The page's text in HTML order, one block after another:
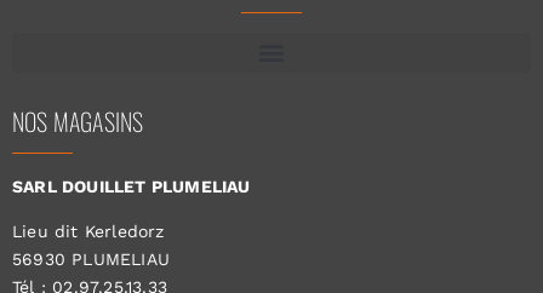
NOS MAGASINS
SARL DOUILLET PLUMELIAU
Lieu dit Kerledorz
56930 PLUMELIAU
Tél : 02.97.25.13.33